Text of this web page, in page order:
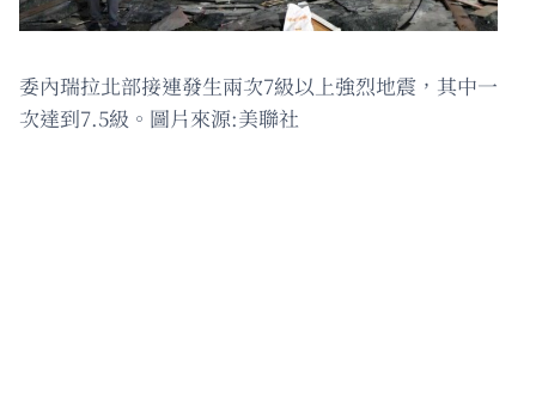
委內瑞拉北部接連發生兩次7級以上強烈地震，其中一
次達到7.5級。圖片來源:美聯社